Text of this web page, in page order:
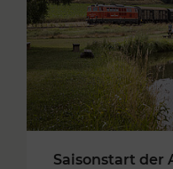
Saisonstart der